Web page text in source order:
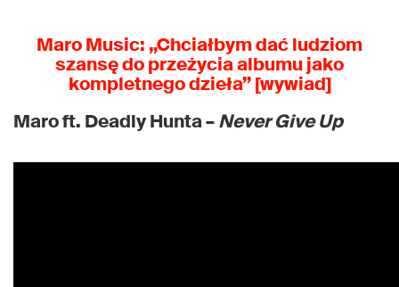
Maro Music: „Chciałbym dać ludziom
szansę do przeżycia albumu jako
kompletnego dzieła” [wywiad]
Maro ft. Deadly Hunta –Never Give Up